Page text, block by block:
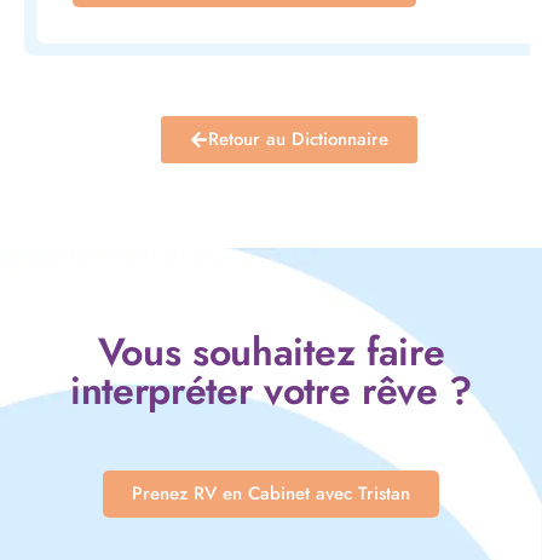
Retour au Dictionnaire
Vous souhaitez faire
interpréter votre rêve ?
Prenez RV en Cabinet avec Tristan